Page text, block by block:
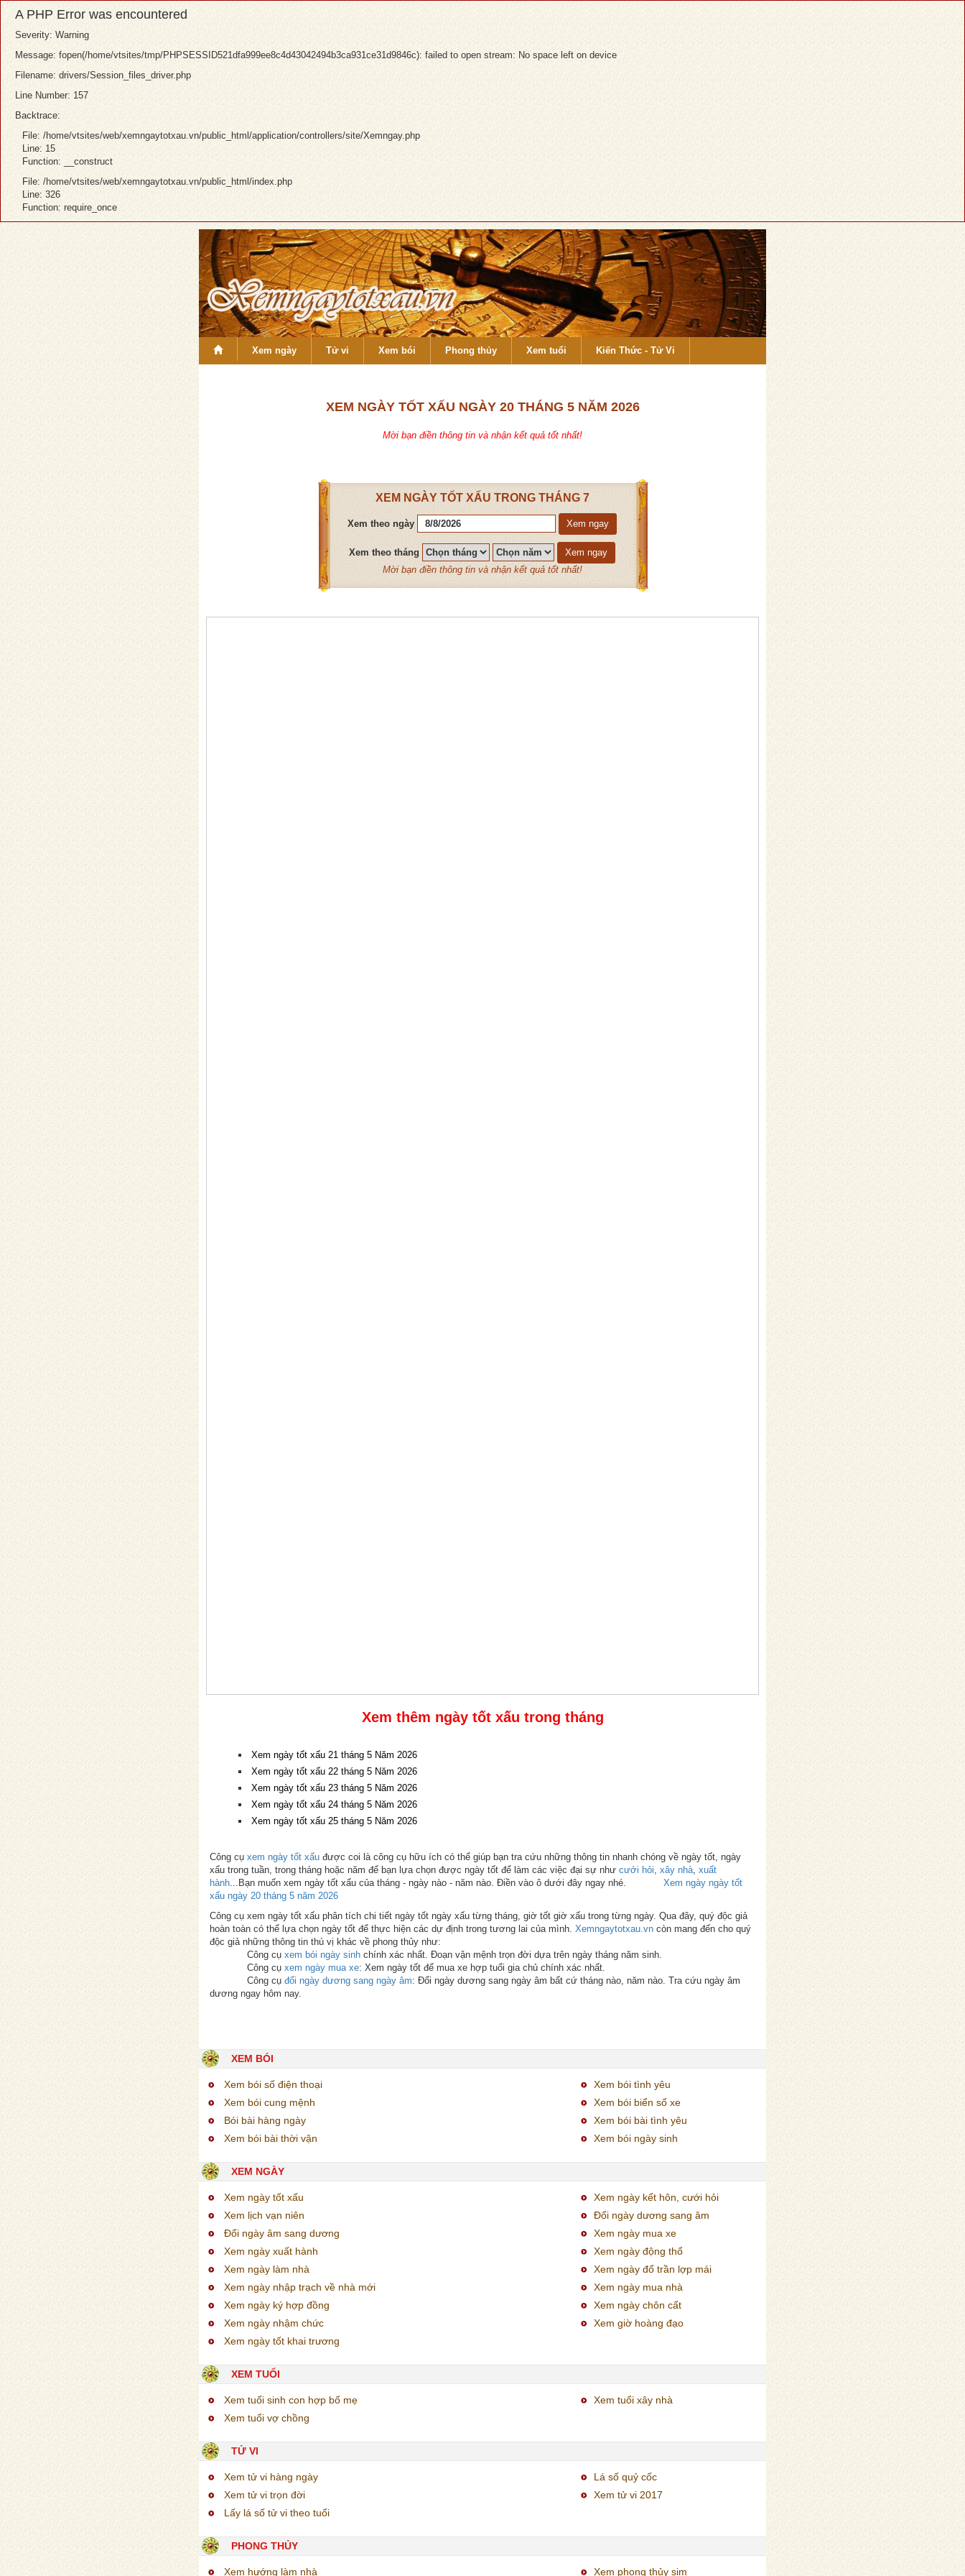
A PHP Error was encountered
Severity: Warning
Message: fopen(/home/vtsites/tmp/PHPSESSID521dfa999ee8c4d43042494b3ca931ce31d9846c): failed to open stream: No space left on device
Filename: drivers/Session_files_driver.php
Line Number: 157
Backtrace:
File: /home/vtsites/web/xemngaytotxau.vn/public_html/application/controllers/site/Xemngay.php
Line: 15
Function: __construct
File: /home/vtsites/web/xemngaytotxau.vn/public_html/index.php
Line: 326
Function: require_once
Xem ngày Tử vi Xem bói Phong thủy Xem tuổi Kiến Thức - Tử Vi
XEM NGÀY TỐT XẤU NGÀY 20 THÁNG 5 NĂM 2026
Mời bạn điền thông tin và nhận kết quả tốt nhất!
XEM NGÀY TỐT XẤU TRONG THÁNG 7
Xem theo ngày Xem ngay
Xem theo tháng
Xem ngay
Mời bạn điền thông tin và nhận kết quả tốt nhất!
Xem thêm ngày tốt xấu trong tháng
Xem ngày tốt xấu 21 tháng 5 Năm 2026
Xem ngày tốt xấu 22 tháng 5 Năm 2026
Xem ngày tốt xấu 23 tháng 5 Năm 2026
Xem ngày tốt xấu 24 tháng 5 Năm 2026
Xem ngày tốt xấu 25 tháng 5 Năm 2026
Công cụ xem ngày tốt xấu được coi là công cụ hữu ích có thể giúp bạn tra cứu những thông tin nhanh chóng về ngày tốt, ngày
xấu trong tuần, trong tháng hoặc năm để bạn lựa chọn được ngày tốt để làm các việc đại sự như cưới hỏi xây nhà xuất
hành ...Bạn muốn xem ngày tốt xấu của tháng - ngày nào - năm nào. Điền vào ô dưới đây ngay nhé.
Xem ngày ngày tốt
xấu ngày 20 tháng 5 năm 2026
Công cụ xem ngày tốt xấu phân tích chi tiết ngày tốt ngày xấu từng tháng, giờ tốt giờ xấu trong từng ngày. Qua đây, quý độc giả
hoàn toàn có thể lựa chọn ngày tốt để thực hiện các dự định trong tương lai của mình. Xemngaytotxau.vn còn mang đến cho quý
độc giả những thông tin thú vị khác về phong thủy như:
Công cụ xem bói ngày sinh chính xác nhất. Đoạn vận mệnh trọn đời dựa trên ngày tháng năm sinh.
Công cụ xem ngày mua xe: Xem ngày tốt để mua xe hợp tuổi gia chủ chính xác nhất.
Công cụ đổi ngày dương sang ngày âm: Đổi ngày dương sang ngày âm bất cứ tháng nào, năm nào. Tra cứu ngày âm
dương ngay hôm nay.
XEM BÓI
Xem bói số điện thoại
Xem bói tình yêu
Xem bói cung mệnh
Xem bói biển số xe
Bói bài hàng ngày
Xem bói bài tình yêu
Xem bói bài thời vận
Xem bói ngày sinh
XEM NGÀY
Xem ngày tốt xấu
Xem ngày kết hôn, cưới hỏi
Xem lịch vạn niên
Đổi ngày dương sang âm
Đổi ngày âm sang dương
Xem ngày mua xe
Xem ngày xuất hành
Xem ngày động thổ
Xem ngày làm nhà
Xem ngày đổ trần lợp mái
Xem ngày nhập trạch về nhà mới
Xem ngày mua nhà
Xem ngày ký hợp đồng
Xem ngày chôn cất
Xem ngày nhậm chức
Xem giờ hoàng đạo
Xem ngày tốt khai trương
XEM TUỔI
Xem tuổi sinh con hợp bố mẹ
Xem tuổi xây nhà
Xem tuổi vợ chồng
TỬ VI
Xem tử vi hàng ngày
Lá số quỷ cốc
Xem tử vi trọn đời
Xem tử vi 2017
Lấy lá số tử vi theo tuổi
PHONG THỦY
Xem hướng làm nhà Xem phong thủy sim